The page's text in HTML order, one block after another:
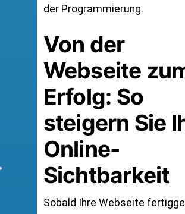
der Programmierung.
Von der
Webseite
Erfolg: So
steigern Sie
Online-
Sichtbarkeit
Sobald Ihre Webseite